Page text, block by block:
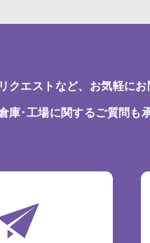
クエストなど、お気軽にお
庫･工場に関するご質問も